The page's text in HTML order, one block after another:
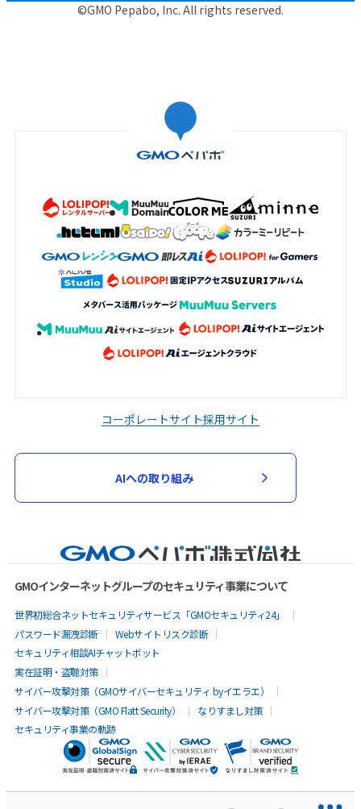
©GMO Pepabo, Inc. All rights reserved.
コーポレートサイト採用サイト
AIへの取り組み
GMOインターネットグループのセキュリティ事業について
世界初総合ネットセキュリティサービス「GMOセキュリティ24」
パスワード漏洩診断
Webサイトリスク診断
セキュリティ相談AIチャットボット
実在証明・盗聴対策
サイバー攻撃対策（GMOサイバーセキュリティ byイエラエ）
サイバー攻撃対策（GMO Flatt Security）
なりすまし対策
セキュリティ事業の軌跡